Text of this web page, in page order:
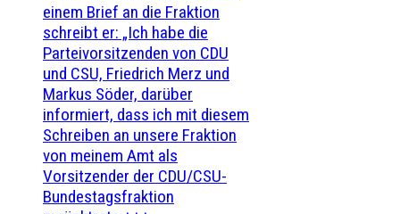
einem Brief an die Fraktion
schreibt er: „Ich habe die
Parteivorsitzenden von CDU
und CSU, Friedrich Merz und
Markus Söder, darüber
informiert, dass ich mit diesem
Schreiben an unsere Fraktion
von meinem Amt als
Vorsitzender der CDU/CSU-
Bundestagsfraktion